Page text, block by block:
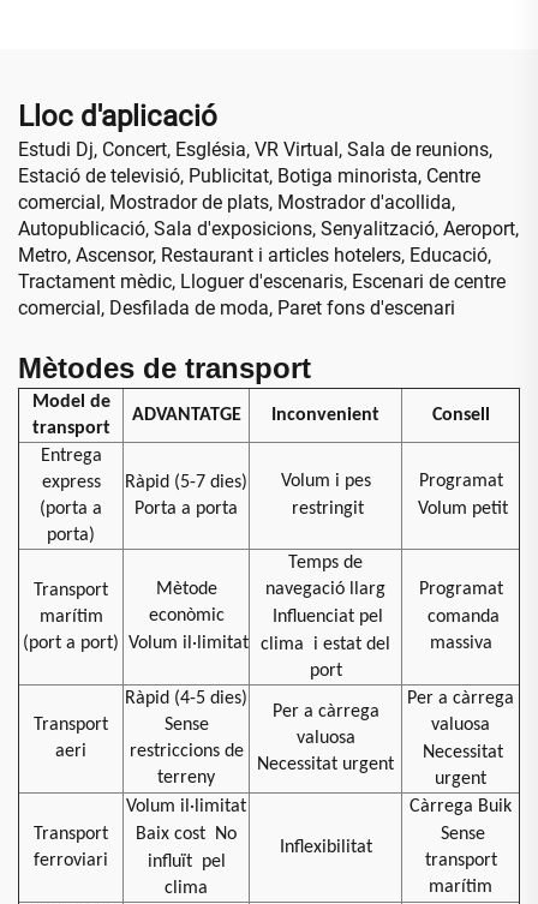
Lloc d'aplicació
Estudi Dj, Concert, Església, VR Virtual, Sala de reunions,
Estació de televisió, Publicitat, Botiga minorista, Centre
comercial, Mostrador de plats, Mostrador d'acollida,
Autopublicació, Sala d'exposicions, Senyalització, Aeroport,
Metro, Ascensor, Restaurant i articles hotelers, Educació,
Tractament mèdic, Lloguer d'escenaris, Escenari de centre
comercial, Desfilada de moda, Paret fons d'escenari
Mètodes de transport
Model de
transport
ADVANTATGE Inconvenient Consell
Entrega
express
(porta a
porta)
Ràpid (5-7 dies)
Porta a porta
Volum i pes
restringit
Programat
Volum petit
Transport
marítim
(port a port)
Mètode
econòmic
Volum il·limitat
Temps de
navegació llarg
Influenciat pel
clima
i estat del
port
Programat
comanda
massiva
Transport
aeri
Ràpid (4-5 dies)
Sense
restriccions de
terreny
Per a càrrega
valuosa
Necessitat urgent
Per a càrrega
valuosa
Necessitat
urgent
Transport
ferroviari
Volum il·limitat
Baix cost
No
influït pel
clima
Inflexibilitat
Càrrega Buik
Sense
transport
marítim